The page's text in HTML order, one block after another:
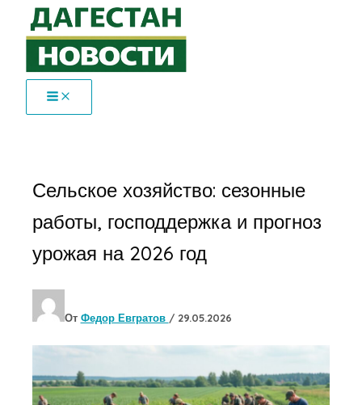
Перейти
содержимому
Сельское хозяйство: сезонные
работы, господдержка и прогноз
урожая на 2026 год
От Федор Евгратов / 29.05.2026